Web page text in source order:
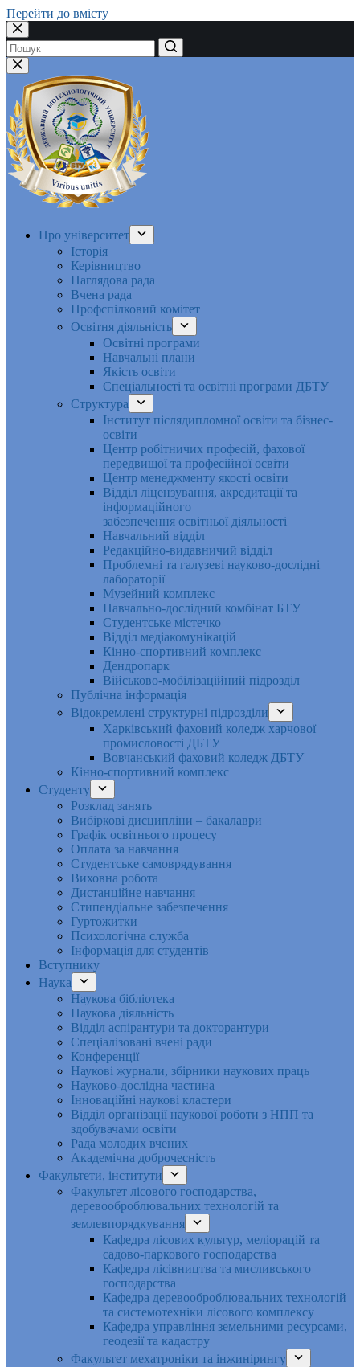
Перейти до вмісту
Немає
результатів
Про університет
Історія
Керівництво
Наглядова рада
Вчена рада
Профспілковий комітет
Освітня діяльність
Освітні програми
Навчальні плани
Якість освіти
Спеціальності та освітні програми ДБТУ
Структура
Інститут післядипломної освіти та бізнес-
освіти
Центр робітничих професій, фахової
передвищої та професійної освіти
Центр менеджменту якості освіти
Відділ ліцензування, акредитації та
інформаційного
забезпечення освітньої діяльності
Навчальний відділ
Редакційно-видавничий відділ
Проблемні та галузеві науково-дослідні
лабораторії
Музейний комплекс
Навчально-дослідний комбінат БТУ
Студентське містечко
Відділ медіакомунікацій
Кінно-спортивний комплекс
Дендропарк
Військово-мобілізаційний підрозділ
Публічна інформація
Відокремлені структурні підрозділи
Харківський фаховий коледж харчової
промисловості ДБТУ
Вовчанський фаховий коледж ДБТУ
Кінно-спортивний комплекс
Студенту
Розклад занять
Вибіркові дисципліни – бакалаври
Графік освітнього процесу
Оплата за навчання
Студентське самоврядування
Виховна робота
Дистанційне навчання
Стипендіальне забезпечення
Гуртожитки
Психологічна служба
Інформація для студентів
Вступнику
Наука
Наукова бібліотека
Наукова діяльність
Відділ аспірантури та докторантури
Спеціалізовані вчені ради
Конференції
Наукові журнали, збірники наукових праць
Науково-дослідна частина
Інноваційні наукові кластери
Відділ організації наукової роботи з НПП та
здобувачами освіти
Рада молодих вчених
Академічна доброчесність
Факультети, інститути
Факультет лісового господарства,
деревооброблювальних технологій та
землевпорядкування
Кафедра лісових культур, меліорацій та
садово-паркового господарства
Кафедра лісівництва та мисливського
господарства
Кафедра деревооброблювальних технологій
та системотехніки лісового комплексу
Кафедра управління земельними ресурсами,
геодезії та кадастру
Факультет мехатроніки та інжинірингу